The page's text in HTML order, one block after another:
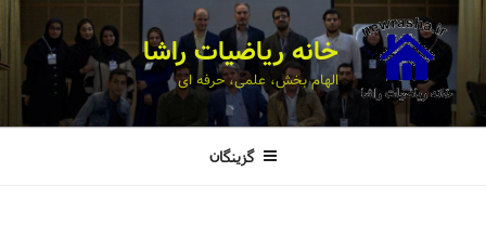
خانه ریاضیات راشا
الهام بخش، علمی، حرفه ای
گزینگان